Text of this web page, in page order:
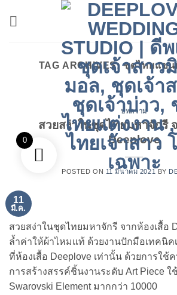
TAG ARCHIVES:ชุดไทยแขน
บทความ
สวยสง่าในชุดไทยมหาจักรี
Deeplove
POSTED ON 11 มีนาคม 2021 BY
11
มี.ค.
สวยสง่าในชุดไทยมหาจักรี จากห้องเสื้อ
ล้ำค่าให้ผ้าไหมแท้ ด้วยงานปักมือเทคนิ
ที่ห้องเสื้อ Deeplove เท่านั้น ด้วยการใ
การสร้างสรรค์ชิ้นงานระดับ Art Piece ใ
Swarovski Element มากกว่า 10000
0